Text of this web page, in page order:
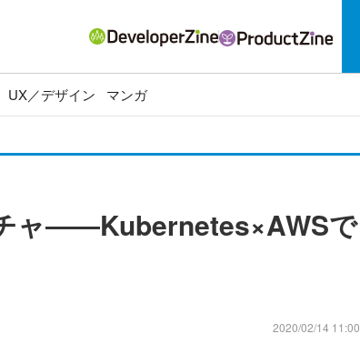
UX／デザイン マンガ
ャ――Kubernetes×AWSで
2020/02/14 11:00